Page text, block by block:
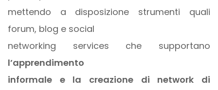
mettendo a disposizione strumenti quali
forum, blog e social
networking services che supportano
l’apprendimento
informale e la creazione di network di